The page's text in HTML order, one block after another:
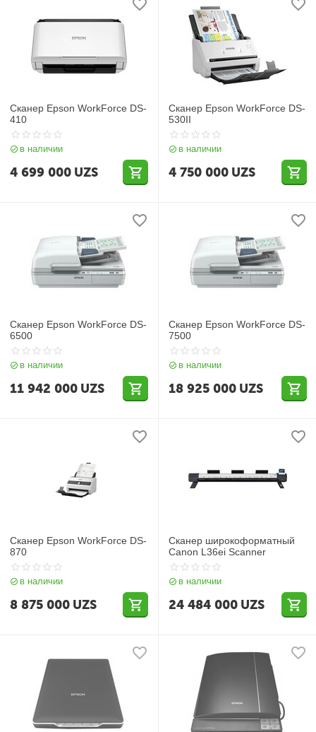
Сканер Epson WorkForce DS-
410
в наличии
4 699 000 UZS
Сканер Epson WorkForce DS-
530II
в наличии
4 750 000 UZS
Сканер Epson WorkForce DS-
6500
в наличии
11 942 000 UZS
Сканер Epson WorkForce DS-
7500
в наличии
18 925 000 UZS
Сканер Epson WorkForce DS-
870
в наличии
8 875 000 UZS
Сканер широкоформатный
Canon L36ei Scanner
в наличии
24 484 000 UZS